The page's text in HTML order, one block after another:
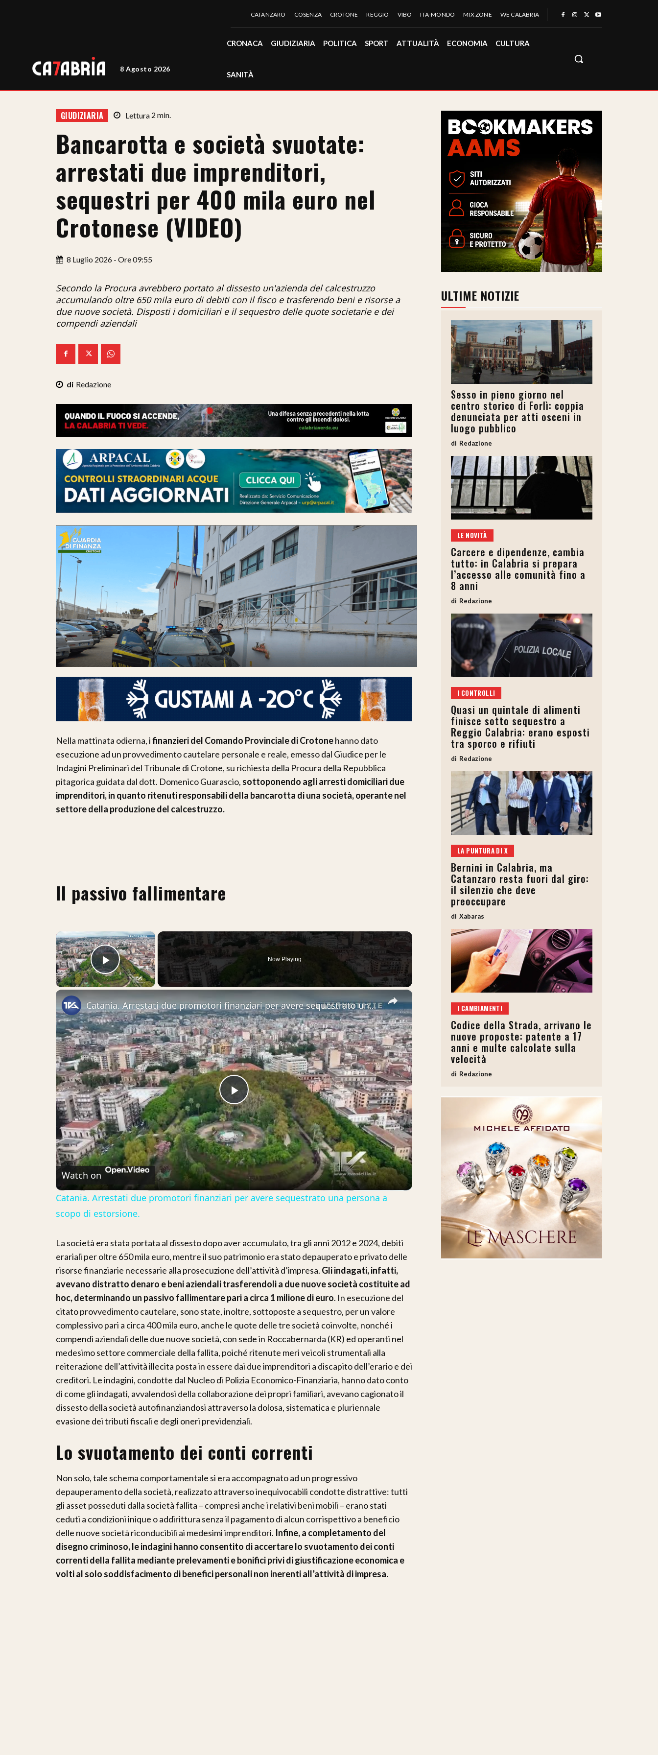
8 Agosto 2026
CATANZARO COSENZA CROTONE REGGIO VIBO ITA-MONDO MIX ZONE WE CALABRIA
CRONACA GIUDIZIARIA POLITICA SPORT ATTUALITÀ ECONOMIA CULTURA
SANITÀ
GIUDIZIARIA Lettura 2 min.
Bancarotta e società svuotate:
arrestati due imprenditori,
sequestri per 400 mila euro nel
Crotonese (VIDEO)
8 Luglio 2026 - Ore 09:55
Secondo la Procura avrebbero portato al dissesto un'azienda del calcestruzzo
accumulando oltre 650 mila euro di debiti con il fisco e trasferendo beni e risorse a
due nuove società. Disposti i domiciliari e il sequestro delle quote societarie e dei
compendi aziendali
Redazione
Nella mattinata odierna, ifinanzieri del Comando Provinciale di Crotonehanno dato
esecuzione ad un provvedimento cautelare personale e reale, emesso dal Giudice per le
Indagini Preliminari del Tribunale di Crotone, su richiesta della Procura della Repubblica
pitagorica guidata dal dott. Domenico Guarascio, sottoponendo agli arresti domiciliari due
imprenditori, in quanto ritenuti responsabili della bancarotta di una società, operante nel
settore della produzione del calcestruzzo.
Il passivo fallimentare
×
Play Video
Now Playing
×
Play
Video
Catania. Arrestati due promotori finanziari per avere sequestrato una persona a scopo di estorsione.
Watch on
Catania. Arrestati due promotori finanziari per avere sequestrato una persona a
scopo di estorsione.
La società era stata portata al dissesto dopo aver accumulato, tra gli anni 2012 e 2024, debiti
erariali per oltre 650 mila euro, mentre il suo patrimonio era stato depauperato e privato delle
risorse finanziarie necessarie alla prosecuzione dell’attività d’impresa. Gli indagati, infatti,
avevano distratto denaro e beni aziendali trasferendoli a due nuove società costituite ad
hoc, determinando un passivo fallimentare pari a circa 1 milione di euro. In esecuzione del
citato provvedimento cautelare, sono state, inoltre, sottoposte a sequestro, per un valore
complessivo pari a circa 400 mila euro, anche le quote delle tre società coinvolte, nonché i
compendi aziendali delle due nuove società, con sede in Roccabernarda (KR) ed operanti nel
medesimo settore commerciale della fallita, poiché ritenute meri veicoli strumentali alla
reiterazione dell’attività illecita posta in essere dai due imprenditori a discapito dell’erario e dei
creditori. Le indagini, condotte dal Nucleo di Polizia Economico-Finanziaria, hanno dato conto
di come gli indagati, avvalendosi della collaborazione dei propri familiari, avevano cagionato il
dissesto della società autofinanziandosi attraverso la dolosa, sistematica e pluriennale
evasione dei tributi fiscali e degli oneri previdenziali.
Lo svuotamento dei conti correnti
Non solo, tale schema comportamentale si era accompagnato ad un progressivo
depauperamento della società, realizzato attraverso inequivocabili condotte distrattive: tutti
gli asset posseduti dalla società fallita – compresi anche i relativi beni mobili – erano stati
ceduti a condizioni inique o addirittura senza il pagamento di alcun corrispettivo a beneficio
delle nuove società riconducibili ai medesimi imprenditori. Infine, a completamento del
disegno criminoso, le indagini hanno consentito di accertare lo svuotamento dei conti
correnti della fallita mediante prelevamenti e bonifici privi di giustificazione economica e
volti al solo soddisfacimento di benefici personali non inerenti all’attività di impresa.
ULTIME NOTIZIE
Sesso in pieno giorno nel
centro storico di Forlì: coppia
denunciata per atti osceni in
luogo pubblico
Redazione
LE NOVITÀ
Carcere e dipendenze, cambia
tutto: in Calabria si prepara
l’accesso alle comunità fino a
8 anni
Redazione
I CONTROLLI
Quasi un quintale di alimenti
finisce sotto sequestro a
Reggio Calabria: erano esposti
tra sporco e rifiuti
Redazione
LA PUNTURA DI X
Bernini in Calabria, ma
Catanzaro resta fuori dal giro:
il silenzio che deve
preoccupare
Xabaras
I CAMBIAMENTI
Codice della Strada, arrivano le
nuove proposte: patente a 17
anni e multe calcolate sulla
velocità
Redazione